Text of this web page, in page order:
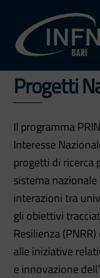
content
Progetti
Il programma
Interesse
progetti di ricerca
sistema
interazioni tra
gli obiettivi
Resilienza
alle iniziative
e innovazione